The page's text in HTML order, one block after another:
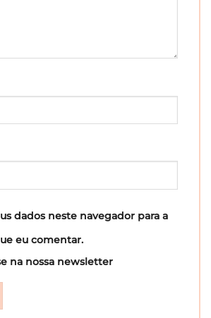
dados neste navegador para a
eu comentar.
na nossa newsletter